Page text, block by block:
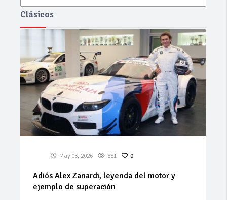
Clásicos
May 03, 2026 881 0
Adiós Alex Zanardi, leyenda del motor y
ejemplo de superación